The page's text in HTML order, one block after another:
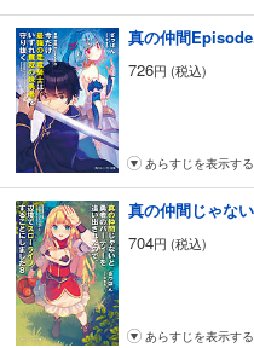
726円 (税込)
あらすじを表示する
704円 (税込)
あらすじを表示する